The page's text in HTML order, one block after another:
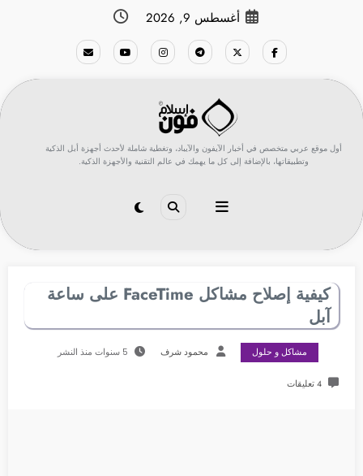
أغسطس 9, 2026
أول موقع عربي متخصص في أخبار الآيفون والآيباد، وتغطية شاملة لأحدث أجهزة أبل الذكية
وتطبيقاتها، بالإضافة إلى كل ما يهمك في عالم التقنية والأجهزة الذكية.
كيفية إصلاح مشاكل FaceTime على ساعة
آبل
مشاكل و حلول محمود شرف 5 سنوات منذ النشر
4 تعليقات